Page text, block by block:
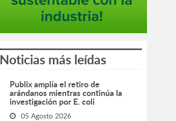
Noticias más leídas
Publix amplía el retiro de
arándanos mientras continúa la
investigación por E. coli
05 Agosto 2026